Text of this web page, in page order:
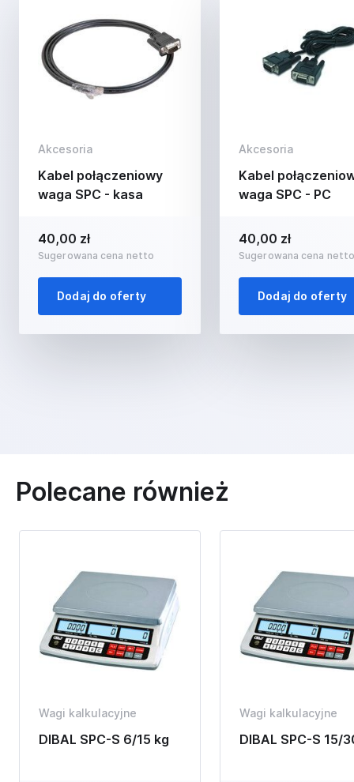
Akcesoria
Kabel połączeniowy
waga SPC - kasa
40,00 zł
Sugerowana cena netto
Dodaj do oferty
Akcesoria
Kabel
waga SPC - PC
40,00 zł
Sugerowana cena
Dodaj do oferty
Polecane również
Wagi kalkulacyjne
DIBAL SPC-S 6/15 kg
Wagi kalkulacyjne
DIBAL SPC-S 15/